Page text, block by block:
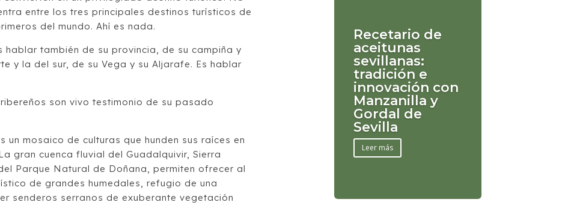
entre los tres principales destinos turísticos de
del mundo. Ahí es nada.
hablar también de su provincia, de su campiña y
y la del sur, de su Vega y su Aljarafe. Es hablar
son vivo testimonio de su pasado
un mosaico de culturas que hunden sus raíces en
gran cuenca fluvial del Guadalquivir, Sierra
Parque Natural de Doñana, permiten ofrecer al
de grandes humedales, refugio de una
senderos serranos de exuberante vegetación
Recetario de
aceitunas
sevillanas:
tradición e
innovación con
Manzanilla y
Gordal de
Sevilla
Leer más